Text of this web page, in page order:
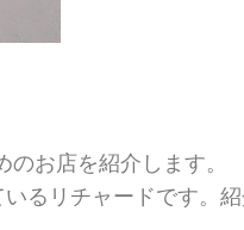
お店を紹介します。
るリチャードです。